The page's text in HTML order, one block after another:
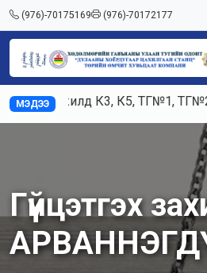
(976)-70175169 (976)-70172177
МЭДЭЭАжилд К3, К5, ТГ№1, ТГ№2,
Гүйцэтгэх